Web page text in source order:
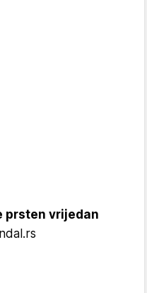
prsten vrijedan